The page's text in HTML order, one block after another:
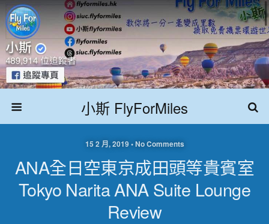
小斯 FlyForMiles
15 2 月, 2019 • No Comments
ANA全日空東京成田頭等貴賓室
Tokyo Narita ANA Suite Lounge
Review